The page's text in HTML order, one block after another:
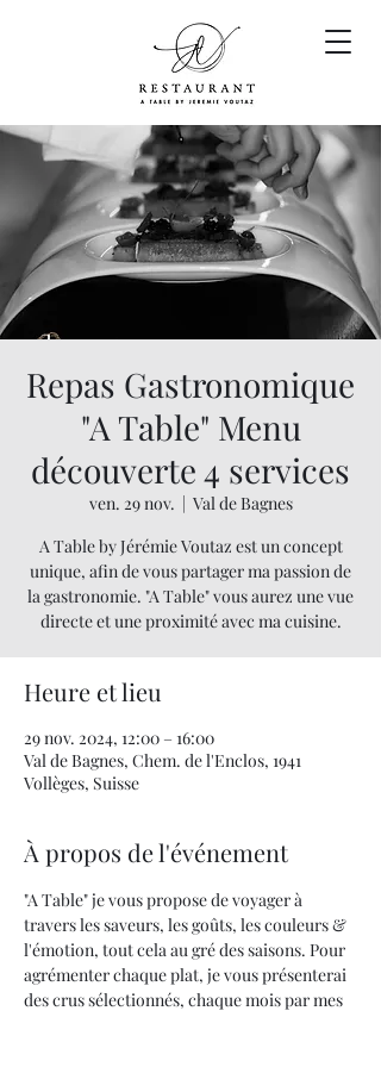
Repas Gastronomique
"A Table" Menu
découverte 4 services
ven. 29 nov.
  |
Val de Bagnes
A Table by Jérémie Voutaz est un concept
unique, afin de vous partager ma passion de
la gastronomie. "A Table" vous aurez une vue
directe et une proximité avec ma cuisine.
Heure et lieu
29 nov. 2024, 12:00 – 16:00
Val de Bagnes, Chem. de l'Enclos, 1941
Vollèges, Suisse
À propos de l'événement
"A Table" je vous propose de voyager à
travers les saveurs, les goûts, les couleurs &
l'émotion, tout cela au gré des saisons. Pour
agrémenter chaque plat, je vous présenterai
des crus sélectionnés, chaque mois par mes